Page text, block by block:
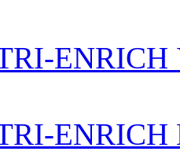
ENRICH
ENRICH